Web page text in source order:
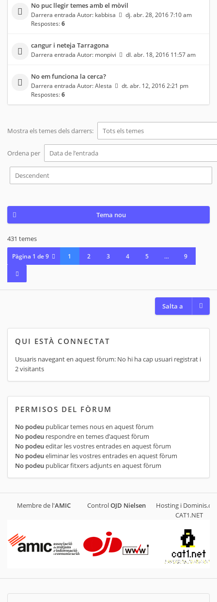
No puc llegir temes amb el mòvil
Darrera entrada Autor: kabbisa
dj. abr. 28, 2016 7:10 am
Respostes:6
cangur i neteja Tarragona
Darrera entrada Autor: monpivi dl. abr. 18, 2016 11:57 am
No em funciona la cerca?
Darrera entrada Autor:Alesta
dt. abr. 12, 2016 2:21 pm
Respostes:6
Mostra els temes dels darrers:
Ordena per
Tema nou
431 temes
Pàgina 1 de9 1 2 3 4 5 … 9
Salta a
QUI ESTÀ CONNECTAT
Usuaris navegant en aquest fòrum: No hi ha cap usuari registrat i
2 visitants
PERMISOS DEL FÒRUM
No podeu publicar temes nous en aquest fòrum
No podeu respondre en temes d’aquest fòrum
No podeueditar les vostres entrades en aquest fòrum
No podeueliminar les vostres entrades en aquest fòrum
No podeu publicar fitxers adjunts en aquest fòrum
Membre de l'AMIC ControlOJD Nielsen
Hosting i
CAT1.NET